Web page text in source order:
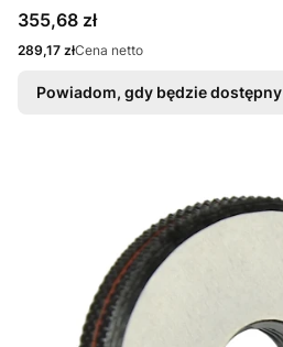
Cena
355,68 zł
Cena
289,17 złCena netto
Powiadom, gdy będzie dostępny